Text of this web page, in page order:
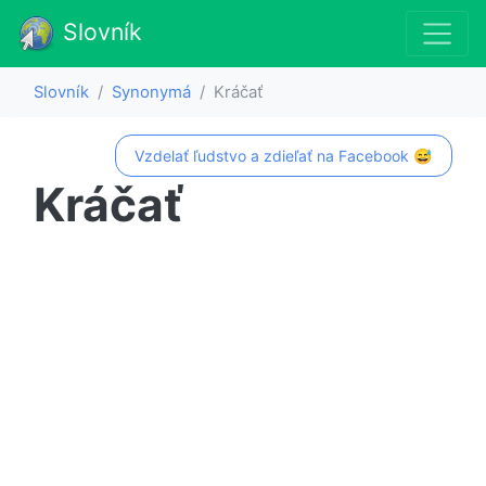
Slovník
Slovník Synonymá Kráčať
Vzdelať ľudstvo a zdieľať na Facebook 😅
Kráčať